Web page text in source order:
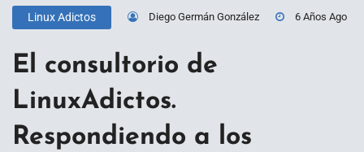
Linux Adictos Diego Germán González 6 Años Ago
El consultorio de
LinuxAdictos.
Respondiendo a los